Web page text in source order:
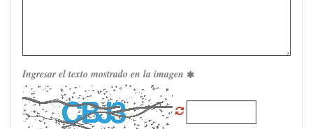
Ingresar el texto mostrado en la imagen